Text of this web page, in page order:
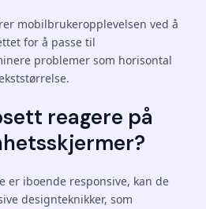
mobilbrukeropplevelsen ved å
for å passe til
problemer som horisontal
reagere på
er iboende responsive, kan de
designteknikker, som